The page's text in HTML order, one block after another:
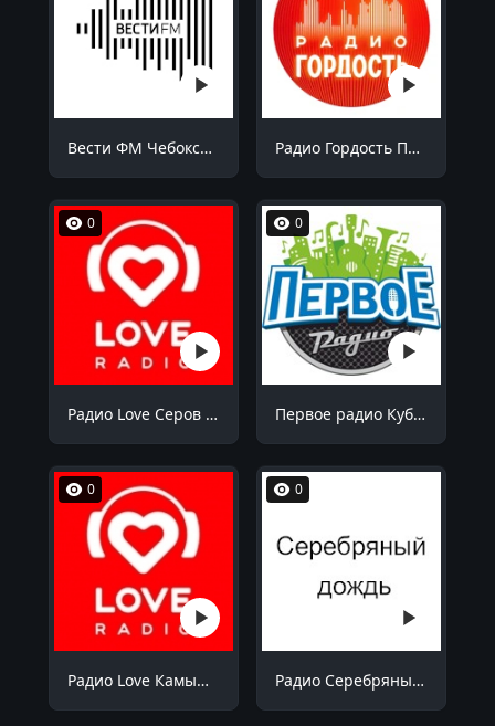
Вести ФМ Чебоксары 98.5 FM Радио Гордость Пермь 105.6 FM
0
Радио Love Серов 103.7 FM
0
Первое радио Кубани Октябрьский 94.9 FM
0
Радио Love Камышин 105.7 FM
0
Радио Серебряный дождь Саратов 104.8 FM